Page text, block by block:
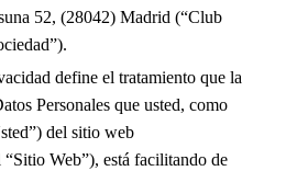
52, (28042) Madrid (“Club
define el tratamiento que la
Personales que usted, como
del sitio web
Web”), está facilitando de